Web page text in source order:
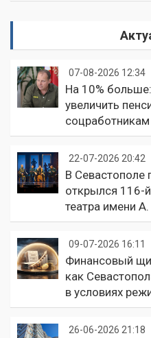
07-08-2026 12:34
На 10%
увеличить
соцработникам
22-07-2026 20:42
В Севастополе
открылся 116-
театра имени
09-07-2026 16:11
Финансовый
как
в условиях
26-06-2026 21:18